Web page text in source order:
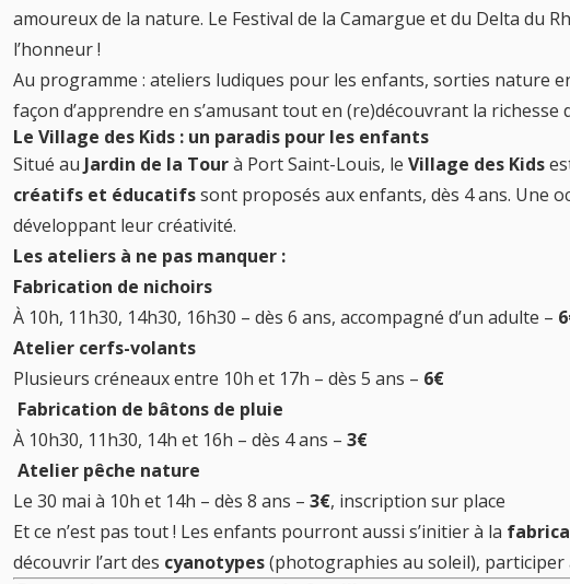
amoureux de la nature. Le Festival de la Camargue et du Delta du
l’honneur !
Au programme : ateliers ludiques pour les enfants, sorties nature
façon d’apprendre en s’amusant tout en (re)découvrant la
Le Village des Kids : un paradis pour les enfants
Situé au Jardin de la Tourà Port Saint-Louis, le Village des Kids
créatifs et éducatifssont proposés aux enfants, dès 4 ans. Une
développant leur créativité.
Les ateliers à ne pas manquer :
Fabrication de nichoirs
À 10h, 11h30, 14h30, 16h30 – dès 6 ans, accompagné d’un adulte –
Atelier cerfs-volants
Plusieurs créneaux entre 10h et 17h – dès 5 ans – 6€
Fabrication de bâtons de pluie
À 10h30, 11h30, 14h et 16h – dès 4 ans – 3€
Atelier pêche nature
Le 30 mai à 10h et 14h – dès 8 ans – 3€, inscription sur place
Et ce n’est pas tout ! Les enfants pourront aussi s’initier à la
découvrir l’art des cyanotypes(photographies au soleil), participer